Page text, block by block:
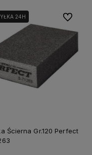
24H
Ścierna Gr.120 Perfect
Do